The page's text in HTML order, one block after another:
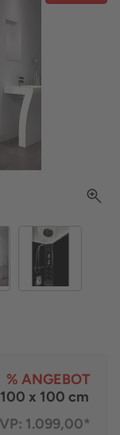
% ANGEBOT
x 100 cm
1.099,00*